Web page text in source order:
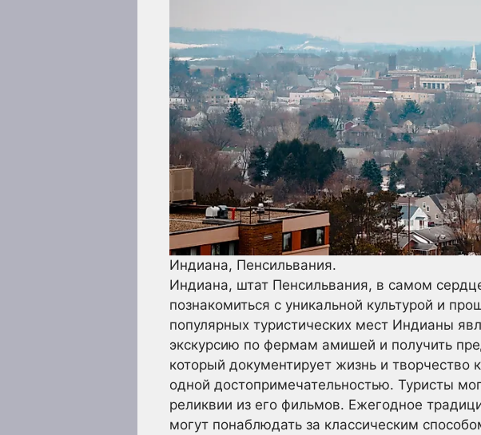
Индиана, Пенсильвания.
Индиана, штат Пенсильвания, в самом
познакомиться с уникальной культурой и
популярных туристических мест Индианы
экскурсию по фермам амишей и получить
который документирует жизнь и
одной достопримечательностью. Туристы
реликвии из его фильмов. Ежегодное
могут понаблюдать за классическим